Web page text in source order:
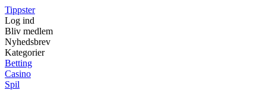
Tippster
Log ind
Bliv medlem
Nyhedsbrev
Kategorier
Betting
Casino
Spil